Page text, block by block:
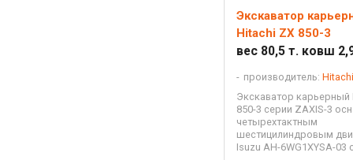
Экскаватор
Hitachi ZX 850-3
вес 80,5 т. ковш
производитель: Hitachi
Экскаватор карьерный
850-3 серии ZAXIS-3
четырехтактным
шестицилиндровым
Isuzu AH-6WG1XYSA-